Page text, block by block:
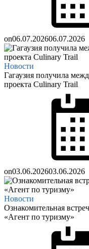
on06.07.202606.07.2026
Новости
Гагаузия получила
проекта Culinary Trail
on03.06.202603.06.2026
Новости
Ознакомительная
«Агент по туризму»